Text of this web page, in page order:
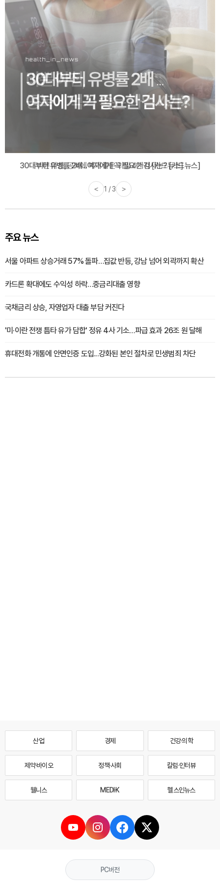
30대부터 유병률 2배...여자에게 꼭 필요한 검사는? [카드뉴스]
< 2 / 3 >
주요 뉴스
서울 아파트 상승거래 57% 돌파…집값 반등, 강남 넘어 외곽까지 확산
카드론 확대에도 수익성 하락…중금리대출 영향
국채금리 상승, 자영업자 대출 부담 커진다
'미·이란 전쟁 틈타 유가 담합' 정유 4사 기소…파급 효과 26조 원 달해
휴대전화 개통에 안면인증 도입...강화된 본인 절차로 민생범죄 차단
산업 경제 건강·의학
제약·바이오 정책·사회 칼럼·인터뷰
웰니스 MEDI·K 헬스인뉴스
PC버전